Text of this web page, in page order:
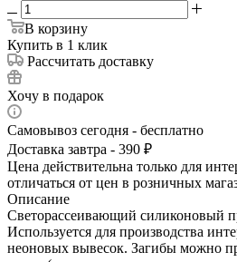
В корзину
Купить в 1 клик
Рассчитать доставку
Хочу в подарок
Самовывоз сегодня - бесплатно
Доставка завтра - 390 ₽
Цена действительна только для
отличаться от цен в розничных
Описание
Светорассеивающий силиконовый
Используется для производства
неоновых вывесок. Загибы можно